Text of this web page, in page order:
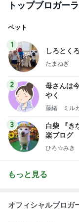
トップブロガー
ペット
1
しろとく
たまねぎ
2
母さんは
やく
藤緒 ミル
3
白柴 『き
楽ブログ
ひろ☆みき
もっと見る
オフィシャルブロガ